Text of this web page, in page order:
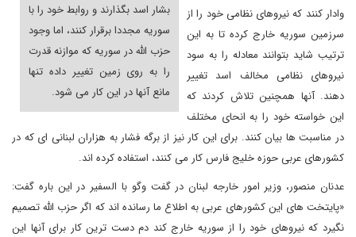
بشار اسد بگذارند و روابط خود را با
سوریه مجددا برقرار کنند، اما وجود
حزب الله در سوریه که موازنه قدرت
را به روی زمین تغییر داده تنها
مانع آنها در این کار می شود.
وادار کنند که نیروهای نظامی خود را از
سرزمین سوریه خارج کرده تا به این
ترتیب شاید بتوانند معادله را به سود
نیروهای نظامی مخالف اسد تغییر
دهند. آنها همچنین تلاش کردند که
این خواسته خود را به انحای مختلف
در مناسبت ها بیان کنند. برای این کار نیز از برگه فشار به هزاران لبنانی ای که در
کشورهای عربی حوزه خلیج فارس کار می کنند، استفاده کرده اند.
عدنان منصور، وزیر امور خارجه لبنان در گفت وگو با السفیر در این باره گفت:
«پایتخت های این کشورهای عربی به اطلاع ما رسانده اند که اگر حزب الله تصمیم
نگیرد که نیروهای خود را از سوریه خارج کند دم دست ترین کار برای آنها این